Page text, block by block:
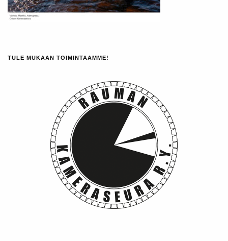
TULE MUKAAN TOIMINTAAMME!